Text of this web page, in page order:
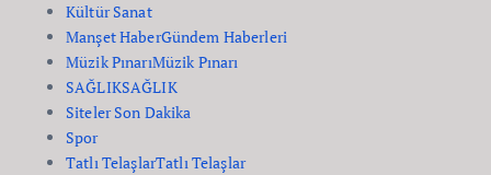
Kültür Sanat
Manşet HaberGündem Haberleri
Müzik PınarıMüzik Pınarı
SAĞLIKSAĞLIK
Siteler Son Dakika
Spor
Tatlı TelaşlarTatlı Telaşlar